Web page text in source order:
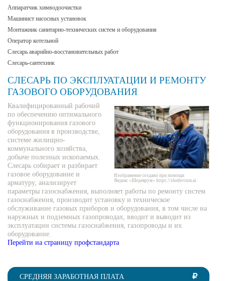
Аппаратчик химводоочистки
Машинист насосных установок
Монтажник санитарно-технических систем и оборудования
Оператор котельной
Слесарь аварийно-восстановительных работ
Слесарь-сантехник
СЛЕСАРЬ ПО ЭКСПЛУАТАЦИИ И РЕМОНТУ
ГАЗОВОГО ОБОРУДОВАНИЯ
Изображение создано при помощи
Яндекс «Шедеврум» https://shedevrum.ai
Квалифицированный рабочий
по обеспечению оптимального
функционирования газового
оборудования в производстве,
системе жилищно-
коммунального хозяйства,
добыче полезных ископаемых.
Слесарь собирает и разбирает
газовое оборудование и
арматуру, анализирует
параметры газоснабжения, выполняет работы по ремонту систем
газоснабжения, производит установку и техническое
обслуживание газовых приборов и оборудования, в том числе на
наружных и подземных газопроводах, вводит и выводит из
эксплуатации системы газоснабжения, газопроводы и их
оборудование.
Перейти на страницу профстандарта
СРЕДНЯЯ ЗАРАБОТНАЯ ПЛАТА